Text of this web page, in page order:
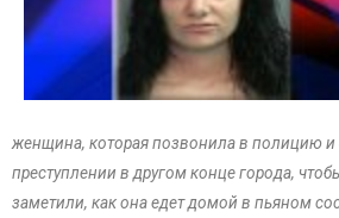
женщина, которая позвонила в полицию и
преступлении в другом конце города,
заметили, как она едет домой в пьяном